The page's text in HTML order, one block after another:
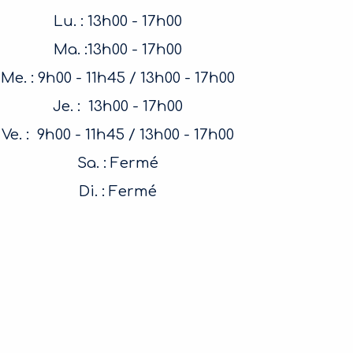
Lu. : 13h00 - 17h00
Ma. :13h00 - 17h00
Me. : 9h00 - 11h45 / 13h00 - 17h00
Je. : 13h00 - 17h00
Ve. : 9h00 - 11h45 / 13h00 - 17h00
Sa. : Fermé
Di. : Fermé